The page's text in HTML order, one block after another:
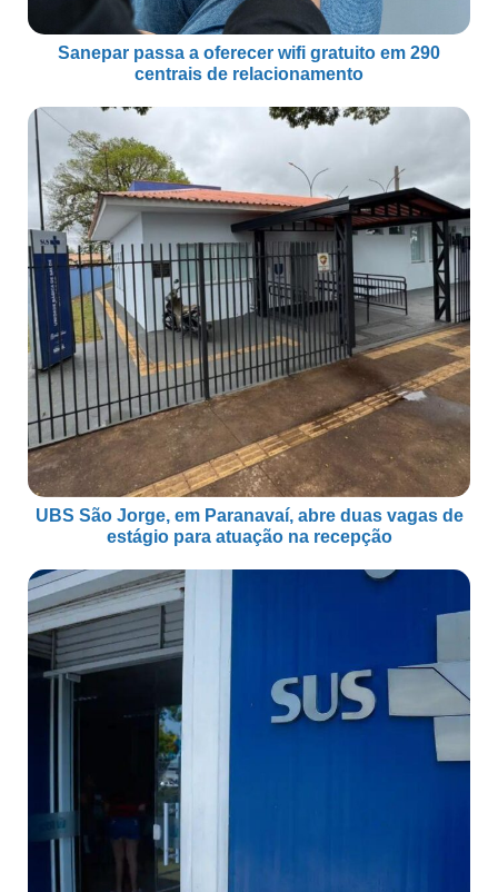
Sanepar passa a oferecer wifi gratuito em 290
centrais de relacionamento
UBS São Jorge, em Paranavaí, abre duas vagas de
estágio para atuação na recepção